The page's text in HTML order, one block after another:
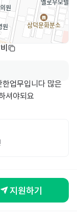
업무입니다 많은
셔야되요
지원하기